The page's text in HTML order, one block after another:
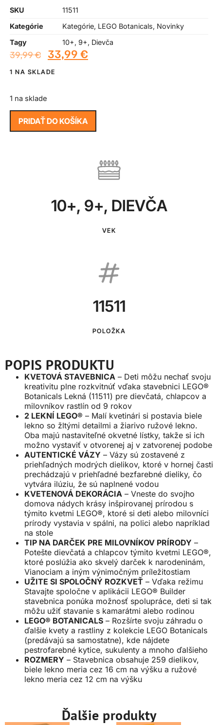
SKU
11511
Kategórie
Kategórie, LEGO Botanicals, Novinky
Tagy
10+, 9+, Dievča
39,99€ 33,99 €
1 NA SKLADE
1 na sklade
PRIDAŤ DO KOŠÍKA
10+, 9+, DIEVČA
VEK
11511
POLOŽKA
POPIS PRODUKTU
KVETOVÁ STAVEBNICA – Deti môžu nechať svoju
kreativitu plne rozkvitnúť vďaka stavebnici LEGO®
Botanicals Lekná (11511) pre dievčatá, chlapcov a
milovníkov rastlín od 9 rokov
2 LEKNÍ LEGO® – Malí kvetinári si postavia biele
lekno so žltými detailmi a žiarivo ružové lekno.
Oba majú nastaviteľné okvetné lístky, takže si ich
možno vystaviť v otvorenej aj v zatvorenej podobe
AUTENTICKÉ VÁZY – Vázy sú zostavené z
priehľadných modrých dielikov, ktoré v hornej časti
prechádzajú v priehľadné bezfarebné dieliky, čo
vytvára ilúziu, že sú naplnené vodou
KVETENOVÁ DEKORÁCIA – Vneste do svojho
domova nádych krásy inšpirovanej prírodou s
týmito kvetmi LEGO®, ktoré si deti alebo milovníci
prírody vystavia v spálni, na polici alebo napríklad
na stole
TIP NA DARČEK PRE MILOVNÍKOV PRÍRODY –
Potešte dievčatá a chlapcov týmito kvetmi LEGO®,
ktoré poslúžia ako skvelý darček k narodeninám,
Vianociam a iným výnimočným príležitostiam
UŽITE SI SPOLOČNÝ ROZKVEŤ – Vďaka režimu
Stavajte spoločne v aplikácii LEGO® Builder
stavebnica ponúka možnosť spolupráce, deti si tak
môžu užiť stavanie s kamarátmi alebo rodinou
LEGO® BOTANICALS – Rozšírte svoju záhradu o
ďalšie kvety a rastliny z kolekcie LEGO Botanicals
(predávajú sa samostatne), kde nájdete
pestrofarebné kytice, sukulenty a mnoho ďalšieho
ROZMERY – Stavebnica obsahuje 259 dielikov,
biele lekno meria cez 16 cm na výšku a ružové
lekno meria cez 12 cm na výšku
Ďalšie produkty